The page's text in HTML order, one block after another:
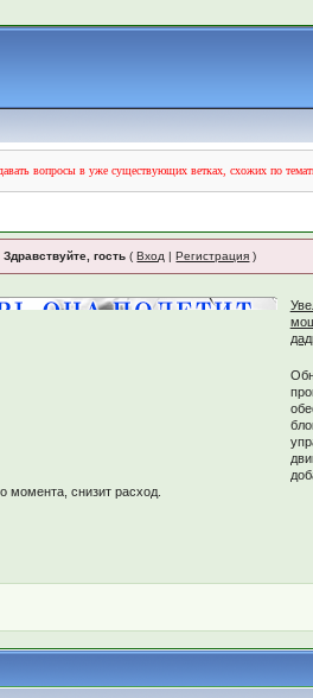
вопросы в уже существующих ветках, схожих по
Здравствуйте, гость (Вход |Регистрация )
момента, снизит расход.